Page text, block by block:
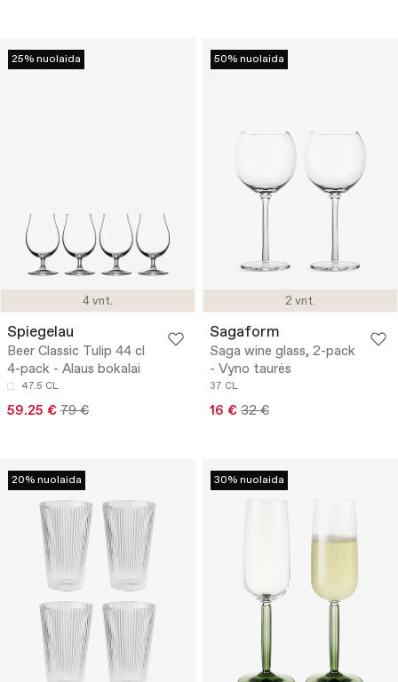
4 vnt.
25% nuolaida
Spiegelau
Beer Classic Tulip 44 cl
4-pack - Alaus bokalai
47.5 CL
59.25 € 79 €
2 vnt.
50% nuolaida
Sagaform
Saga wine glass, 2-pack
- Vyno taurės
37 CL
16 € 32 €
20% nuolaida 30% nuolaida